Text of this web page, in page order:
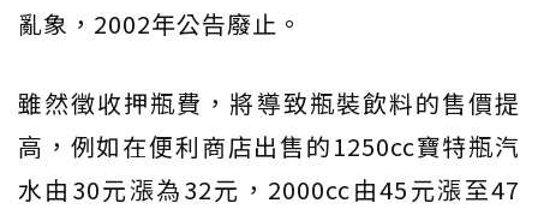
亂象，2002年公告廢止。
雖然徵收押瓶費，將導致瓶裝飲料的售價提
高，例如在便利商店出售的1250cc寶特瓶汽
水由30元漲為32元，2000cc由45元漲至47